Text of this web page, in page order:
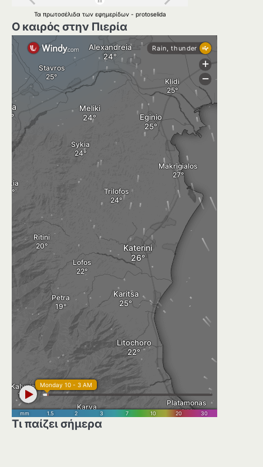
Τα πρωτοσέλιδα των εφημερίδων - protoselida
Ο καιρός στην Πιερία
Τι παίζει σήμερα